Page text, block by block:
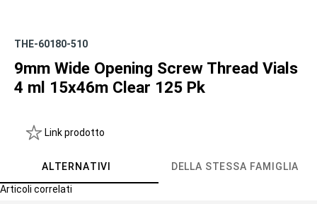
THE-60180-510
9mm Wide Opening Screw Thread Vials
4 ml 15x46m Clear 125 Pk
Link prodotto
ALTERNATIVI DELLA STESSA FAMIGLIA
Articoli correlati